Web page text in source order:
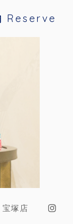
Reserve
宝塚店